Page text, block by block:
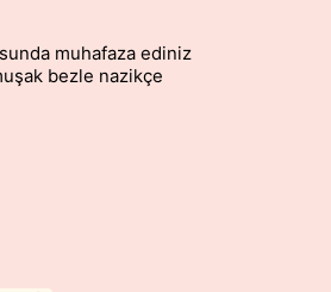
muhafaza ediniz
bezle nazikçe